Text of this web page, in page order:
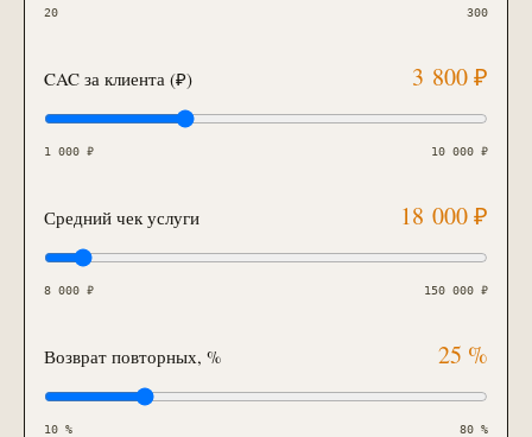
20 300
CAC за клиента (₽) 3 800₽
1 000 ₽ 10 000 ₽
Средний чек услуги 18 000₽
8 000 ₽ 150 000 ₽
Возврат повторных, % 25 %
10 % 80 %